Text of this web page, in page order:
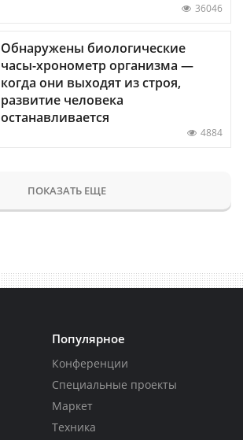
36046
Обнаружены биологические
часы-хронометр организма —
когда они выходят из строя,
развитие человека
останавливается
4884
ПОКАЗАТЬ ЕЩЕ
Популярное
Конференции
Специальные проекты
Маркет
Техника